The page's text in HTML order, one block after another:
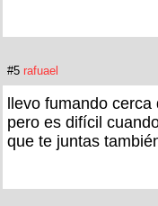
#5 rafuael
llevo fumando
pero es difícil
que te juntas